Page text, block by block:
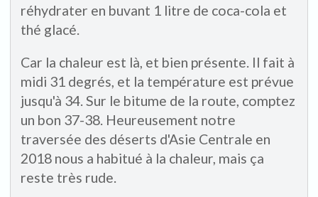
réhydrater en buvant 1 litre de coca-cola et
thé glacé.
Car la chaleur est là, et bien présente. Il fait à
midi 31 degrés, et la température est prévue
jusqu'à 34. Sur le bitume de la route, comptez
un bon 37-38. Heureusement notre
traversée des déserts d'Asie Centrale en
2018 nous a habitué à la chaleur, mais ça
reste très rude.